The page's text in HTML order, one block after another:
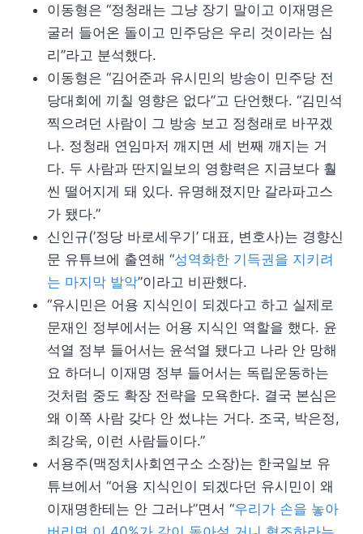
이동형은 “정청래는 그냥 장기 말이고 이재명은
굴러 들어온 돌이고 민주당은 우리 것이라는 심
리”라고 분석했다.
이동형은 “김어준과 유시민의 방송이 민주당 전
당대회에 끼칠 영향은 없다”고 단언했다. “김민석
찍으려던 사람이 그 방송 보고 정청래로 바꾸겠
나. 정청래 연임마저 깨지면 세 번째 깨지는 거
다. 두 사람과 딴지일보의 영향력은 지금보다 훨
씬 떨어지게 돼 있다. 유명해졌지만 갈라파고스
가 됐다.”
신인규(’정당 바로세우기’ 대표, 변호사)는 경향신
문 유튜브에 출연해 “성역화한 기득권을 지키려
는 마지막 발악”이라고 비판했다.
“유시민은 어용 지식인이 되겠다고 하고 실제로
문재인 정부에서는 어용 지식인 역할을 했다. 윤
석열 정부 들어서는 윤석열 됐다고 나라 안 망해
요 하더니 이재명 정부 들어서는 독립운동하는
것처럼 중도 확장 전략을 모욕한다. 결국 본심은
왜 이쪽 사람 갖다 안 썼냐는 거다. 조국, 박은정,
최강욱, 이런 사람들이다.”
서용주(맥정치사회연구소 소장)는 한국일보 유
튜브에서 “어용 지식인이 되겠다던 유시민이 왜
이재명한테는 안 그러냐”면서 “우리가 손을 놓아